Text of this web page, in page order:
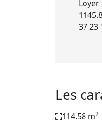
Loyer
37 23
Les
114.58 m2